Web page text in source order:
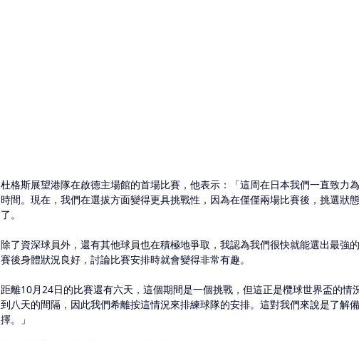
杜格斯展望港隊在啟德主場館的首場比賽，他表示：「這周在日本我們一直致力
時間。現在，我們在選拔方面變得更具挑戰性，因為在僅僅兩場比賽後，挑選狀
了。
除了資深球員外，還有其他球員也在積極地爭取，我認為我們很快就能選出最強
賽後身體狀況良好，討論比賽安排時就會變得非常有趣。
距離10月24日的比賽還有六天，這個期間是一個挑戰，但這正是欖球世界盃的情
到八天的間隔，因此我們希離按這情況來排練球隊的安排。這對我們來說是了解
擇。」